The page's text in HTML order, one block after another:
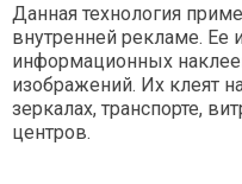
Данная технология
внутренней рекламе. Ее
информационных
изображений. Их клеят
зеркалах, транспорте,
центров.